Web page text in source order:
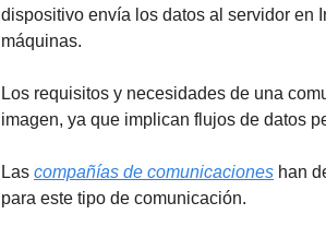
dispositivo envía los datos al servidor en
máquinas.
Los requisitos y necesidades de una
imagen, ya que implican flujos de datos
Las compañías de comunicaciones han
para este tipo de comunicación.